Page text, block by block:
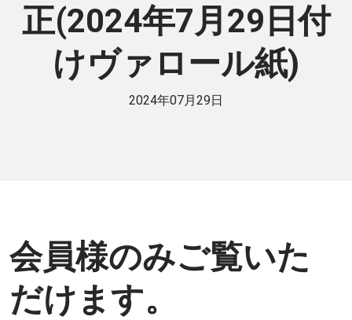
正(2024年7月29日付
けヴァロール紙)
2024年07月29日
会員様のみご覧いた
だけます。